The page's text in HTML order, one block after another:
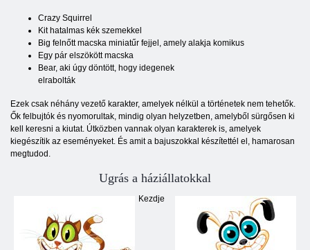
Crazy Squirrel
Kit hatalmas kék szemekkel
Big felnőtt macska miniatűr fejjel, amely alakja komikus
Egy pár elszökött macska
Bear, aki úgy döntött, hogy idegenek
elrabolták
Ezek csak néhány vezető karakter, amelyek nélkül a történetek nem tehetők.
Ők felbujtók és nyomorultak, mindig olyan helyzetben, amelyből sürgősen ki
kell keresni a kiutat. Útközben vannak olyan karakterek is, amelyek
kiegészítik az eseményeket. És amit a bajuszokkal készítettél el, hamarosan
megtudod.
Ugrás a háziállatokkal
Kezdje